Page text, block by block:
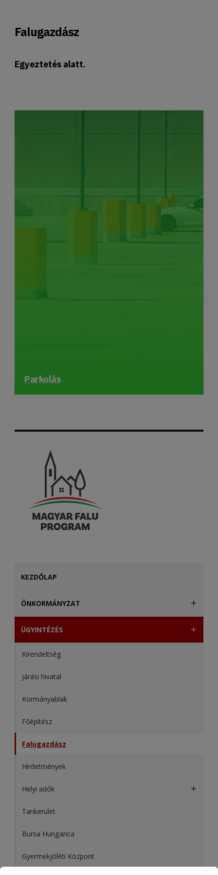
KEZDŐLAP
ÖNKORMÁNYZAT
ÜGYINTÉZÉS
Kirendeltség
Járási hivatal
Kormányablak
Főépítész
Falugazdász
Hirdetmények
Helyi adók
Tankerület
Bursa Hungarica
Gyermekjóléti Központ
Falugazdász
Egyeztetés alatt.
Parkolás